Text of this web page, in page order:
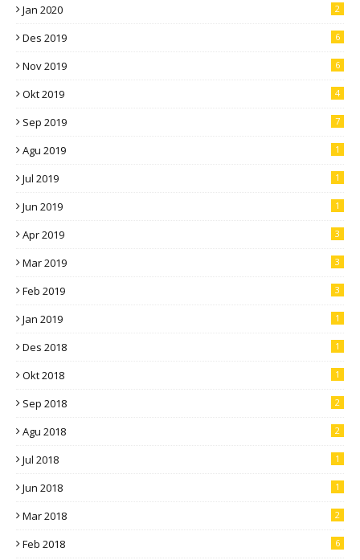
Jan 2020 2
Des 2019 6
Nov 2019 6
Okt 2019 4
Sep 2019 7
Agu 2019 1
Jul 2019 1
Jun 2019 1
Apr 2019 3
Mar 2019 3
Feb 2019 3
Jan 2019 1
Des 2018 1
Okt 2018 1
Sep 2018 2
Agu 2018 2
Jul 2018 1
Jun 2018 1
Mar 2018 2
Feb 2018 6